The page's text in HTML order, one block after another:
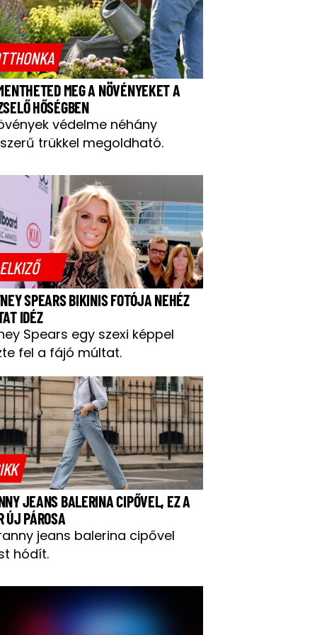
MEG A NÖVÉNYEKET A
HŐSÉGBEN
védelme néhány
trükkel megoldható.
SPEARS BIKINIS FOTÓJA NEHÉZ
IDÉZ
Spears egy szexi képpel
fel a fájó múltat.
JEANS BALERINA CIPŐVEL, EZ A
ÚJ PÁROSA
jeans balerina cipővel
hódít.